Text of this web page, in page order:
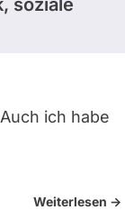
ich habe
Weiterlesen ->